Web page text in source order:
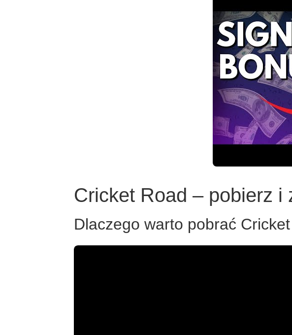
Cricket Road – pobierz i
Dlaczego warto pobrać